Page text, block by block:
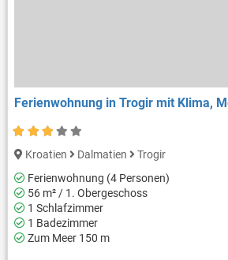
Ferienwohnung in Trogir mit Klima,
Kroatien Dalmatien
Trogir
Ferienwohnung (4 Personen)
56 m² / 1. Obergeschoss
1 Schlafzimmer
1 Badezimmer
Zum Meer 150 m